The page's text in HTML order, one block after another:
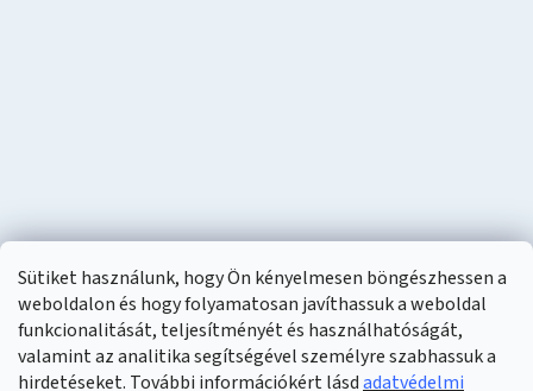
Sütiket használunk, hogy Ön kényelmesen böngészhessen a
weboldalon és hogy folyamatosan javíthassuk a weboldal
funkcionalitását, teljesítményét és használhatóságát,
valamint az analitika segítségével személyre szabhassuk a
hirdetéseket. További információkért lásdadatvédelmi